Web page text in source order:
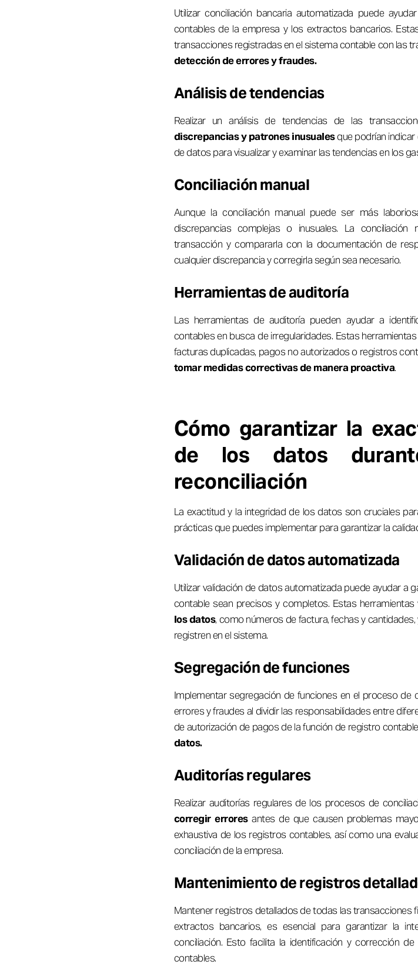
Utilizar conciliación bancaria automatizada puede
contables de la empresa y los extractos bancarios.
transacciones registradas en el sistema contable con las
detección de errores y fraudes.
Análisis de tendencias
Realizar un análisis de tendencias de las
discrepancias y patrones inusualesque podrían
de datos para visualizar y examinar las tendencias en los
Conciliación manual
Aunque la conciliación manual puede ser más
discrepancias complejas o inusuales. La conciliación
transacción y compararla con la documentación de
cualquier discrepancia y corregirla según sea necesario.
Herramientas de auditoría
Las herramientas de auditoría pueden ayudar a
contables en busca de irregularidades. Estas
facturas duplicadas, pagos no autorizados o registros
tomar medidas correctivas de manera proactiva.
Cómo garantizar la
de los datos
reconciliación
La exactitud y la integridad de los datos son cruciales
prácticas que puedes implementar para garantizar la
Validación de datos automatizada
Utilizar validación de datos automatizada puede ayudar a
contable sean precisos y completos. Estas herramientas
los datos, como números de factura, fechas y
registren en el sistema.
Segregación de funciones
Implementar segregación de funciones en el proceso de
errores y fraudes al dividir las responsabilidades entre
de autorización de pagos de la función de registro
datos.
Auditorías regulares
Realizar auditorías regulares de los procesos de
corregir erroresantes de que causen problemas
exhaustiva de los registros contables, así como una
conciliación de la empresa.
Mantenimiento de registros
Mantener registros detallados de todas las transacciones
extractos bancarios, es esencial para garantizar la
conciliación. Esto facilita la identificación y corrección
contables.